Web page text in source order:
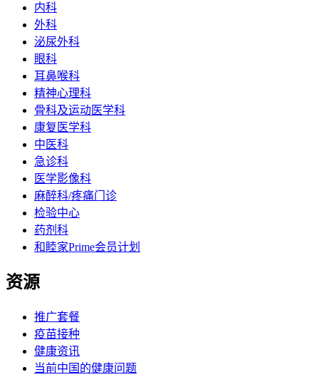
内科
外科
泌尿外科
眼科
耳鼻喉科
精神心理科
骨科及运动医学科
康复医学科
中医科
急诊科
医学影像科
麻醉科/疼痛门诊
检验中心
药剂科
和睦家Prime会员计划
资源
推广套餐
疫苗接种
健康资讯
当前中国的健康问题